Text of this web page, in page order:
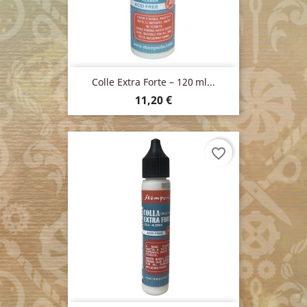
Colle Extra Forte – 120 Ml...
Prix
11,20 €
favorite_border